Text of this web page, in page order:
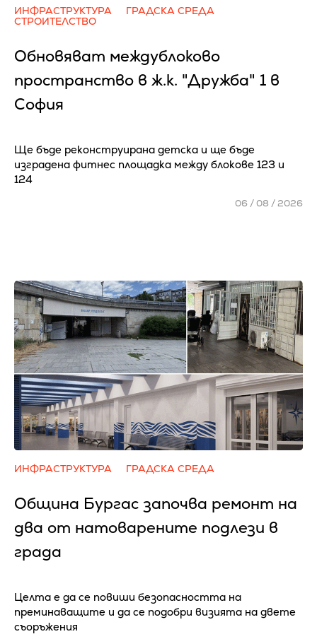
ИНФРАСТРУКТУРА
ГРАДСКА СРЕДА
СТРОИТЕЛСТВО
Обновяват междублоково
пространство в ж.к. "Дружба" 1 в
София
Ще бъде реконструирана детска и ще бъде
изградена фитнес площадка между блокове 123 и
124
06 / 08 / 2026
ИНФРАСТРУКТУРА ГРАДСКА СРЕДА
Община Бургас започва ремонт на
два от натоварените подлези в
града
Целта е да се повиши безопасността на
преминаващите и да се подобри визията на двете
съоръжения